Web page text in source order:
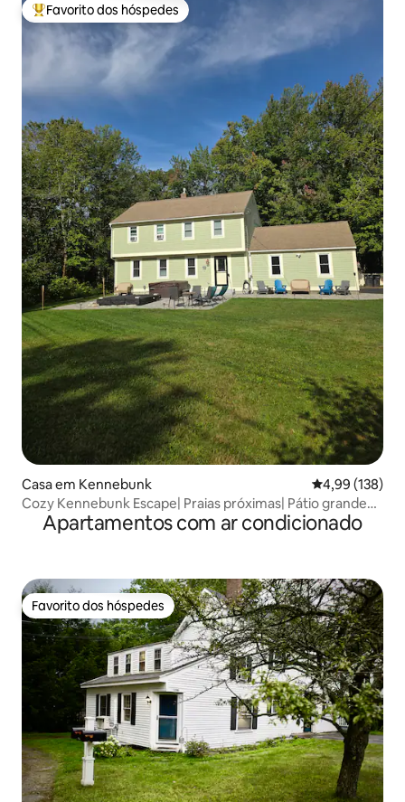
Favoritos dos hóspedes mais apreciados
Favorito dos hóspedes
Casa em Kennebunk Classificação
4,99 (138)
Cozy Kennebunk Escape| Praias próximas| Pátio grande
com banheira de hidromassagem e jardim
Apartamentos com ar condicionado
Favorito dos hóspedes
Favorito dos hóspedes